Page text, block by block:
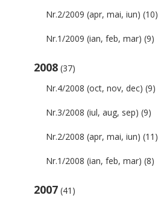
Nr.2/2009 (apr, mai, iun) (10)
Nr.1/2009 (ian, feb, mar) (9)
2008 (37)
Nr.4/2008 (oct, nov, dec) (9)
Nr.3/2008 (iul, aug, sep) (9)
Nr.2/2008 (apr, mai, iun) (11)
Nr.1/2008 (ian, feb, mar) (8)
2007 (41)